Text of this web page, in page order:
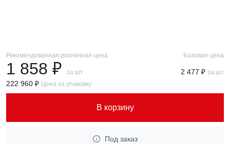
Рекомендованная розничная цена
1 858 ₽ за шт
Базовая цена
2 477 ₽ за шт
222 960 ₽ Цена за упаковку
В корзину
Под заказ